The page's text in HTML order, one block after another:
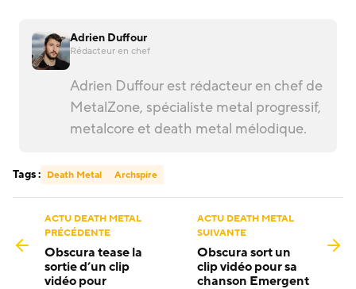
Adrien Duffour
Rédacteur en chef
Adrien Duffour est rédacteur en chef de
MetalZone, spécialiste metal progressif,
metalcore et death metal mélodique.
Tags : Death Metal Archspire
ACTU DEATH METAL
PRÉCÉDENTE
Obscura tease la
sortie d’un clip
vidéo pour
ACTU DEATH METAL
SUIVANTE
Obscura sort un
clip vidéo pour sa
chanson Emergent